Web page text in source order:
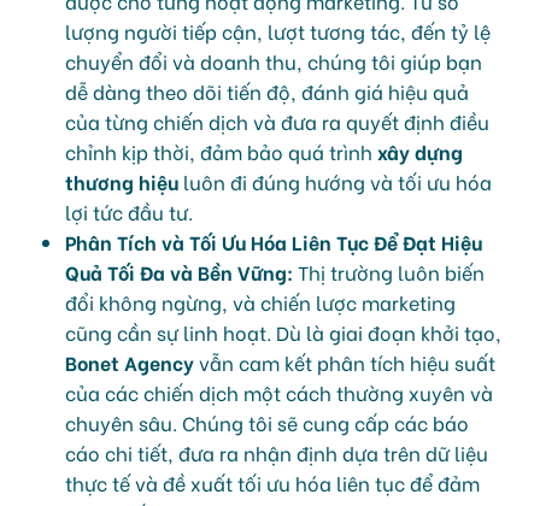
lượng người tiếp cận, lượt tương tác, đến tỷ lệ
chuyển đổi và doanh thu, chúng tôi giúp bạn
dễ dàng theo dõi tiến độ, đánh giá hiệu quả
của từng chiến dịch và đưa ra quyết định điều
chỉnh kịp thời, đảm bảo quá trình xây dựng
thương hiệu luôn đi đúng hướng và tối ưu hóa
lợi tức đầu tư.
Phân Tích và Tối Ưu Hóa Liên Tục Để Đạt Hiệu
Quả Tối Đa và Bền Vững: Thị trường luôn biến
đổi không ngừng, và chiến lược marketing
cũng cần sự linh hoạt. Dù là giai đoạn khởi tạo,
Bonet Agencyvẫn cam kết phân tích hiệu suất
của các chiến dịch một cách thường xuyên và
chuyên sâu. Chúng tôi sẽ cung cấp các báo
cáo chi tiết, đưa ra nhận định dựa trên dữ liệu
thực tế và đề xuất tối ưu hóa liên tục để đảm